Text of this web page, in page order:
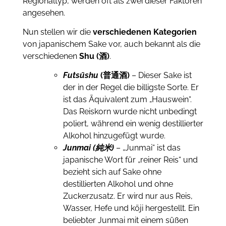
angesehen.
Nun stellen wir die verschiedenen Kategorien
von japanischem Sake vor, auch bekannt als die
verschiedenen Shu (酒).
Futsūshu (普通酒) – Dieser Sake ist
der in der Regel die billigste Sorte. Er
ist das Äquivalent zum „Hauswein“.
Das Reiskorn wurde nicht unbedingt
poliert, während ein wenig destillierter
Alkohol hinzugefügt wurde.
Junmai (純米)– „Junmai“ ist das
japanische Wort für „reiner Reis“ und
bezieht sich auf Sake ohne
destillierten Alkohol und ohne
Zuckerzusatz. Er wird nur aus Reis,
Wasser, Hefe und kōji hergestellt. Ein
beliebter Junmai mit einem süßen